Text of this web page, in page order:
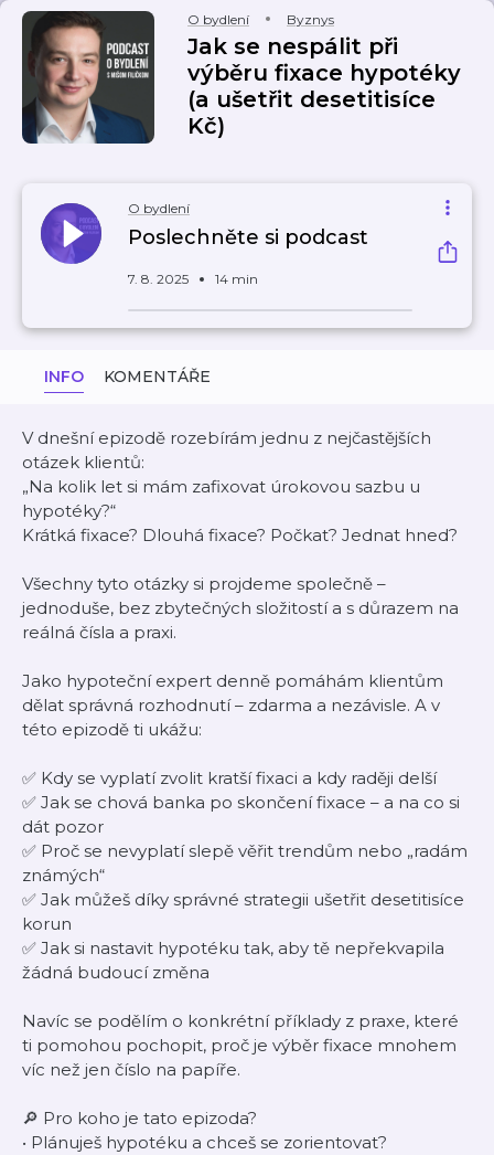
O bydlení Byznys
Jak se nespálit při
výběru fixace hypotéky
(a ušetřit desetitisíce
Kč)
O bydlení
Poslechněte si podcast
7. 8. 2025 14 min
INFO KOMENTÁŘE
V dnešní epizodě rozebírám jednu z nejčastějších
otázek klientů:
„Na kolik let si mám zafixovat úrokovou sazbu u
hypotéky?“
Krátká fixace? Dlouhá fixace? Počkat? Jednat hned?
Všechny tyto otázky si projdeme společně –
jednoduše, bez zbytečných složitostí a s důrazem na
reálná čísla a praxi.
Jako hypoteční expert denně pomáhám klientům
dělat správná rozhodnutí – zdarma a nezávisle. A v
této epizodě ti ukážu:
✅ Kdy se vyplatí zvolit kratší fixaci a kdy raději delší
✅ Jak se chová banka po skončení fixace – a na co si
dát pozor
✅ Proč se nevyplatí slepě věřit trendům nebo „radám
známých“
✅ Jak můžeš díky správné strategii ušetřit desetitisíce
korun
✅ Jak si nastavit hypotéku tak, aby tě nepřekvapila
žádná budoucí změna
Navíc se podělím o konkrétní příklady z praxe, které
ti pomohou pochopit, proč je výběr fixace mnohem
víc než jen číslo na papíře.
🔎 Pro koho je tato epizoda?
• Plánuješ hypotéku a chceš se zorientovat?